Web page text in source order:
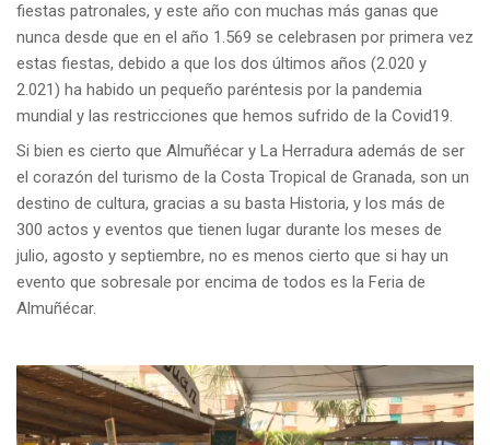
fiestas patronales, y este año con muchas más ganas que
nunca desde que en el año 1.569 se celebrasen por primera vez
estas fiestas, debido a que los dos últimos años (2.020 y
2.021) ha habido un pequeño paréntesis por la pandemia
mundial y las restricciones que hemos sufrido de la Covid19.
Si bien es cierto que Almuñécar y La Herradura además de ser
el corazón del turismo de la Costa Tropical de Granada, son un
destino de cultura, gracias a su basta Historia, y los más de
300 actos y eventos que tienen lugar durante los meses de
julio, agosto y septiembre, no es menos cierto que si hay un
evento que sobresale por encima de todos es la Feria de
Almuñécar.